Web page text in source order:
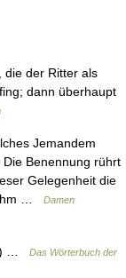
der Ritter als
dann überhaupt
Jemandem
Benennung rührt
Gelegenheit die
…
Damen
…
Das Wörterbuch der